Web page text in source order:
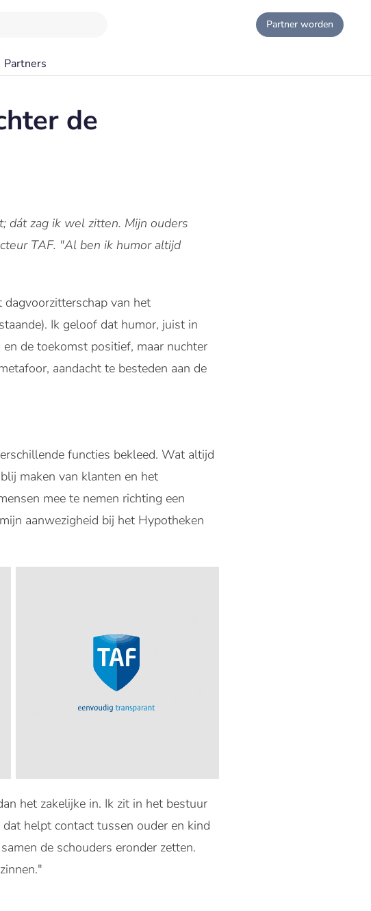
Partner worden
Partners
de
dát zag ik wel zitten. Mijn ouders
TAF. "Al ben ik humor altijd
dagvoorzitterschap van het
Ik geloof dat humor, juist in
de toekomst positief, maar nuchter
aandacht te besteden aan de
functies bekleed. Wat altijd
maken van klanten en het
mee te nemen richting een
aanwezigheid bij het Hypotheken
het zakelijke in. Ik zit in het bestuur
helpt contact tussen ouder en kind
de schouders eronder zetten.